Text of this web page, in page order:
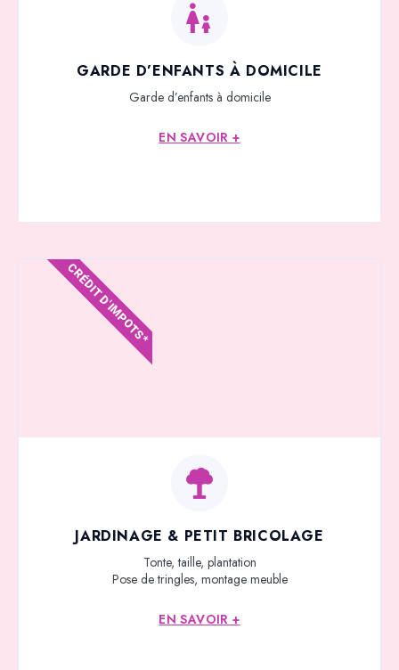
GARDE D’ENFANTS À DOMICILE
Garde d’enfants à domicile
EN SAVOIR +
JARDINAGE & PETIT BRICOLAGE
Tonte, taille, plantation
Pose de tringles, montage meuble
EN SAVOIR +
CRÉDIT D'IMPOTS*